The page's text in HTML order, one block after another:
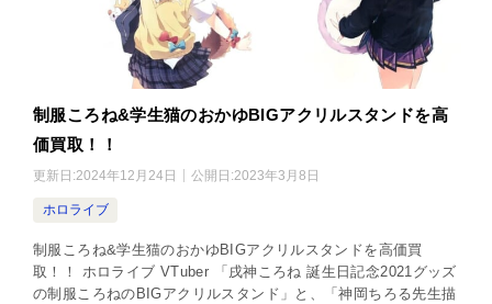
制服ころね&学生猫のおかゆBIGアクリルスタンドを高
価買取！！
更新日:2024年12月24日 公開日:2023年3月8日
ホロライブ
制服ころね&学生猫のおかゆBIGアクリルスタンドを高価買
取！！ ホロライブ VTuber 「戌神ころね 誕生日記念2021グッズ
の制服ころねのBIGアクリルスタンド」と、「神岡ちろる先生描